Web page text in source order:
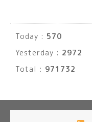
Today : 570
Yesterday : 2972
Total : 971732